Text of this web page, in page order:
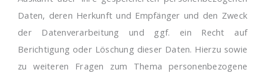
Daten, deren Herkunft und Empfänger und den Zweck
der Datenverarbeitung und ggf. ein Recht auf
Berichtigung oder Löschung dieser Daten. Hierzu sowie
zu weiteren Fragen zum Thema personenbezogene